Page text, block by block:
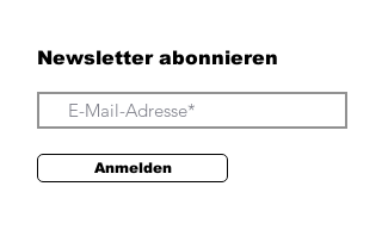
Newsletter abonnieren
Anmelden